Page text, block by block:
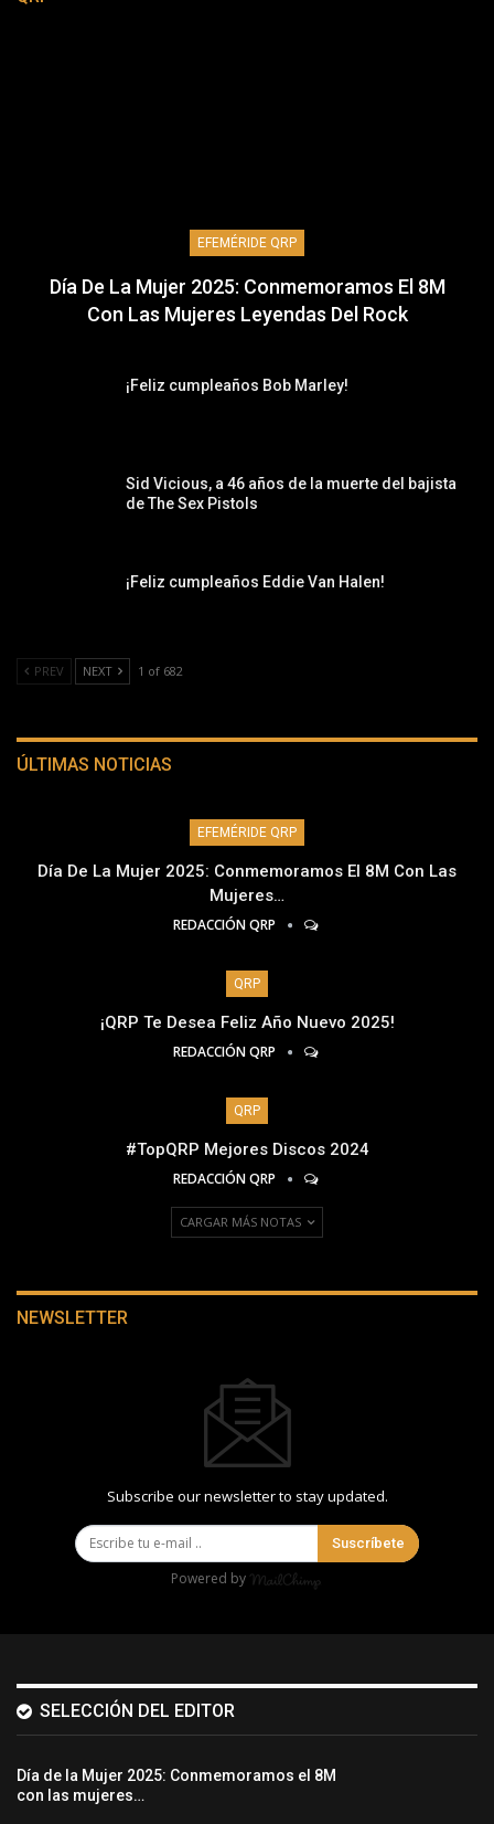
EFEMÉRIDE QRP
Día De La Mujer 2025: Conmemoramos El 8M
Con Las Mujeres Leyendas Del Rock
¡Feliz cumpleaños Bob Marley!
Sid Vicious, a 46 años de la muerte del bajista
de The Sex Pistols
¡Feliz cumpleaños Eddie Van Halen!
PREV NEXT 1 of 682
ÚLTIMAS NOTICIAS
EFEMÉRIDE QRP
Día De La Mujer 2025: Conmemoramos El 8M Con Las
Mujeres…
REDACCIÓN QRP
QRP
¡QRP Te Desea Feliz Año Nuevo 2025!
REDACCIÓN QRP
QRP
#TopQRP Mejores Discos 2024
REDACCIÓN QRP
CARGAR MÁS NOTAS
NEWSLETTER
Subscribe our newsletter to stay updated.
Suscríbete
Powered by
SELECCIÓN DEL EDITOR
Día de la Mujer 2025: Conmemoramos el 8M
con las mujeres…